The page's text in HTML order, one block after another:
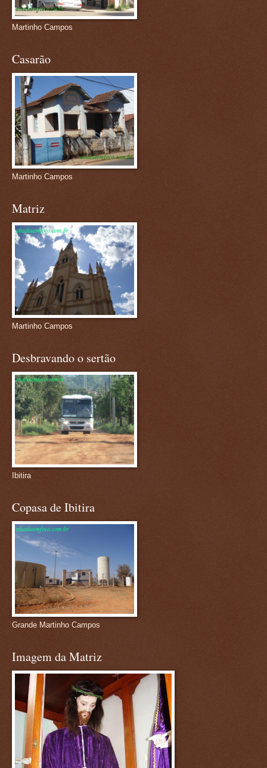
Martinho Campos
Casarão
Martinho Campos
Matriz
Martinho Campos
Desbravando o sertão
Ibitira
Copasa de Ibitira
Grande Martinho Campos
Imagem da Matriz